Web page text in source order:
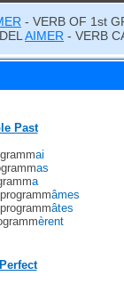
- VERB OF 1st
AIMER - VERB
Past
ai
as
a
âmes
âtes
èrent